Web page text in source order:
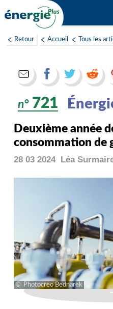
au
Retour Accueil Tous les
n° 721
Deuxième année
consommation de
28 03 2024 Léa
Photocreo Bednarek